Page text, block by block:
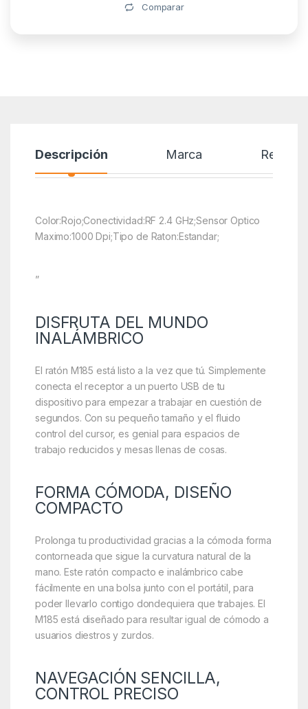
Comparar
Descripción Marca Reseñas
Color:Rojo;Conectividad:RF 2.4 GHz;Sensor Optico
Maximo:1000 Dpi;Tipo de Raton:Estandar;
”
DISFRUTA DEL MUNDO
INALÁMBRICO
El ratón M185 está listo a la vez que tú. Simplemente
conecta el receptor a un puerto USB de tu
dispositivo para empezar a trabajar en cuestión de
segundos. Con su pequeño tamaño y el fluido
control del cursor, es genial para espacios de
trabajo reducidos y mesas llenas de cosas.
FORMA CÓMODA, DISEÑO
COMPACTO
Prolonga tu productividad gracias a la cómoda forma
contorneada que sigue la curvatura natural de la
mano. Este ratón compacto e inalámbrico cabe
fácilmente en una bolsa junto con el portátil, para
poder llevarlo contigo dondequiera que trabajes. El
M185 está diseñado para resultar igual de cómodo a
usuarios diestros y zurdos.
NAVEGACIÓN SENCILLA,
CONTROL PRECISO